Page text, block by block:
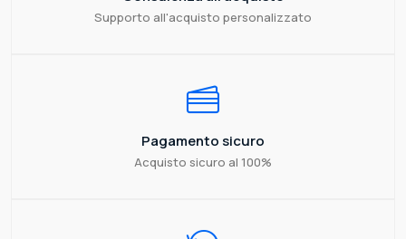
Supporto all'acquisto personalizzato
Pagamento sicuro
Acquisto sicuro al 100%